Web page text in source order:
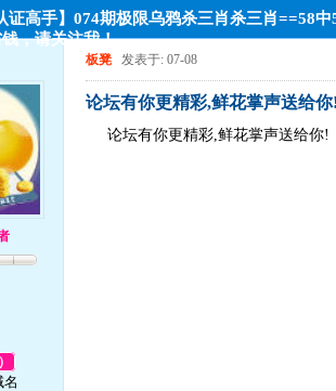
证高手】074期极限乌鸦杀三肖杀三肖==58
，请关注我！
板凳 发表于: 07-08
论坛有你更精彩,鲜花掌声送给
论坛有你更精彩,鲜花掌声送给你!